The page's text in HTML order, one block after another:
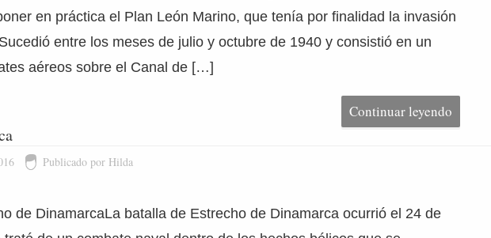
en práctica el Plan León Marino, que tenía por finalidad la invasión
entre los meses de julio y octubre de 1940 y consistió en un
aéreos sobre el Canal de […]
Continuar leyendo
Publicado por Hilda
de DinamarcaLa batalla de Estrecho de Dinamarca ocurrió el 24 de